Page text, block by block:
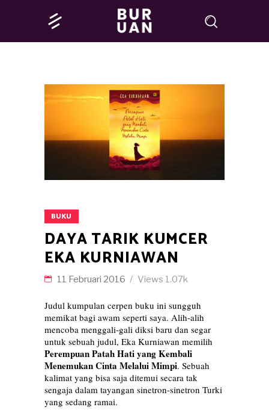
BUKU
DAYA TARIK KUMCER
EKA KURNIAWAN
11 Februari 2016 Views 1.07k
Judul kumpulan cerpen buku ini sungguh
memikat bagi awam seperti saya. Alih-alih
mencoba menggali-gali diksi baru dan segar
untuk sebuah judul, Eka Kurniawan memilih
Perempuan Patah Hati yang Kembali
Menemukan Cinta Melalui Mimpi. Sebuah
kalimat yang bisa saja ditemui secara tak
sengaja dalam tayangan sinetron-sinetron Turki
yang sedang ramai.